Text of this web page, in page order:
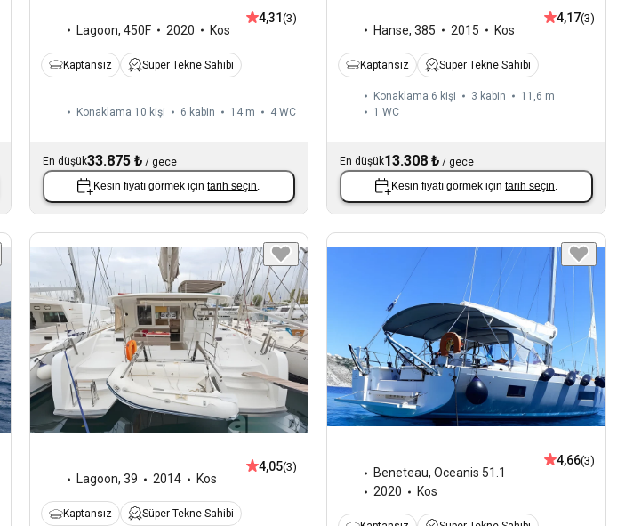
Lagoon, 450F 2020 Kos
4,31(3)
Kaptansız Süper Tekne Sahibi
Konaklama 10 kişi 6 kabin 14 m 4 WC
En düşük33.875 ₺/ gece
Kesin fiyatı görmek içintarih seçin.
Hanse,385 2015 Kos
4,17(3)
Kaptansız Süper Tekne Sahibi
Konaklama 6 kişi 3 kabin
11,6 m
1 WC
En düşük13.308 ₺ /gece
Kesin fiyatı görmek içintarih seçin.
Lagoon, 39 2014 Kos
4,05(3)
Kaptansız Süper Tekne Sahibi
Beneteau,Oceanis 51.1
2020
Kos
4,66(3)